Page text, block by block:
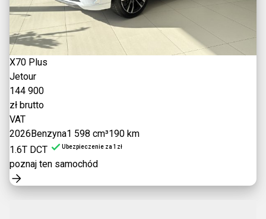
X70 Plus
Jetour
144 900
zł brutto
VAT
2026Benzyna1 598 cm³190 km
1.6T DCT
Ubezpieczenie za 1zł
poznaj ten samochód